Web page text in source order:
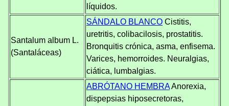
líquidos.
Santalum album L.
(Santaláceas)
SÁNDALO BLANCO Cistitis,
uretritis, colibacilosis, prostatitis.
Bronquitis crónica, asma, enfisema.
Varices, hemorroides. Neuralgias,
ciática, lumbalgias.
ABRÓTANO HEMBRAAnorexia,
dispepsias hiposecretoras,